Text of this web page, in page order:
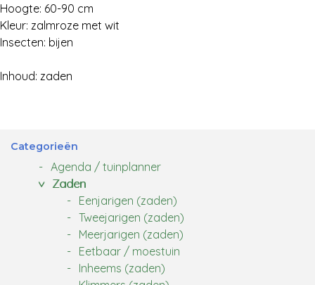
Hoogte: 60-90 cm
Kleur: zalmroze met wit
Insecten: bijen
Inhoud: zaden
Categorieën
Agenda / tuinplanner
Zaden
Eenjarigen (zaden)
Tweejarigen (zaden)
Meerjarigen (zaden)
Eetbaar / moestuin
Inheems (zaden)